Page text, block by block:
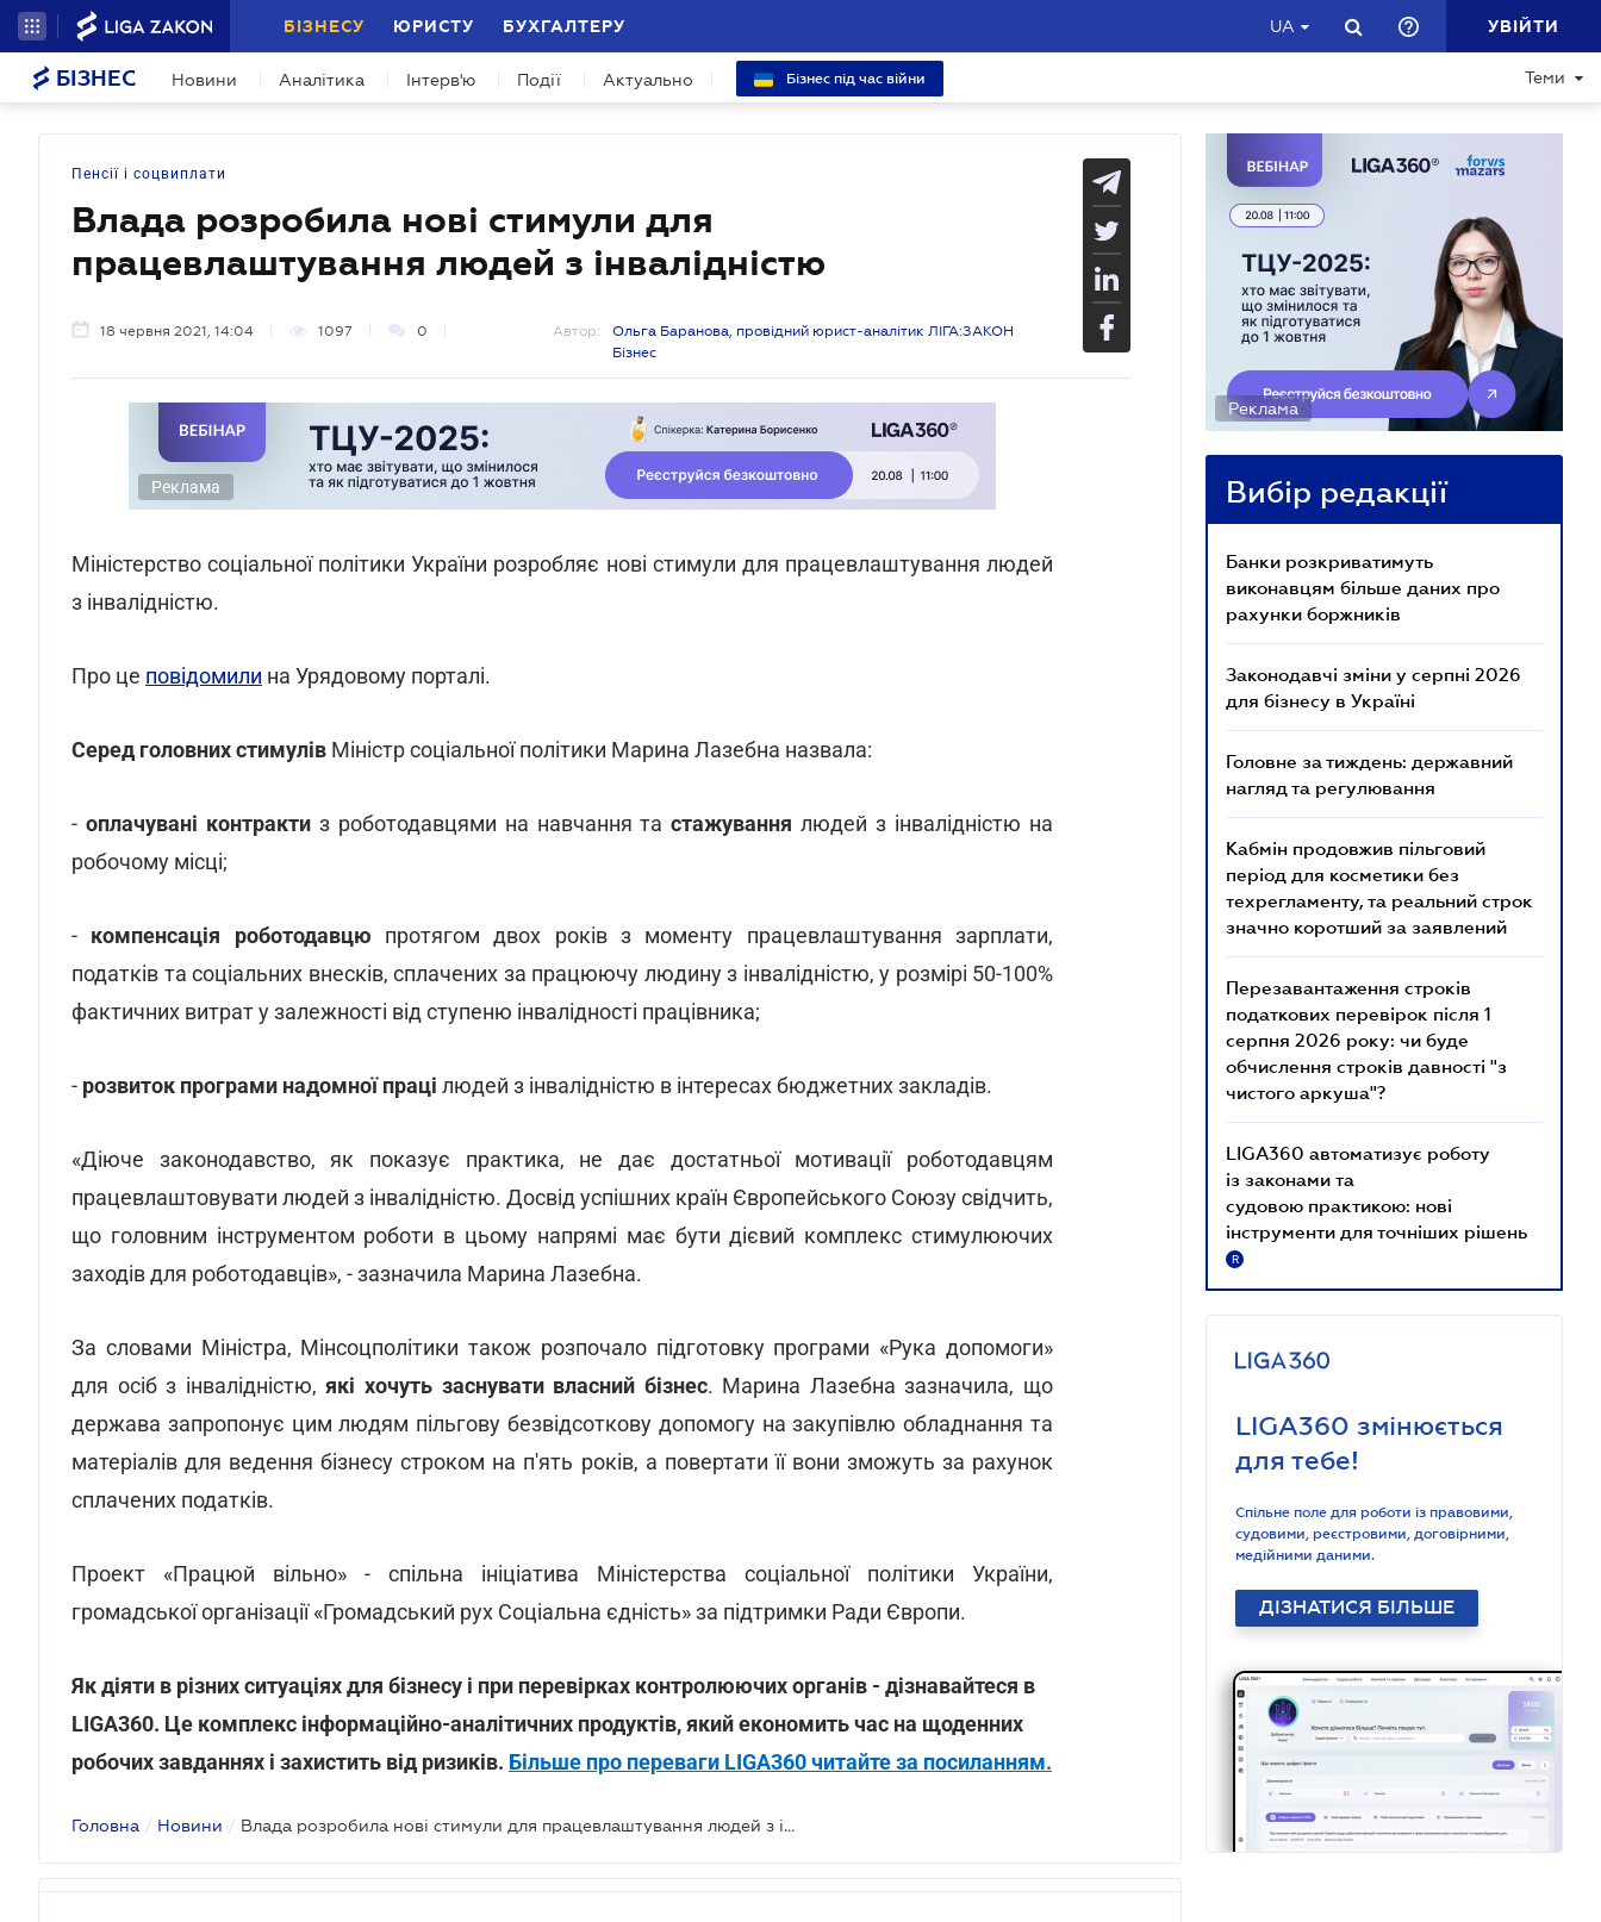
БІЗНЕСУ ЮРИСТУ БУХГАЛТЕРУ UA УВІЙТИ
БІЗНЕС Новини Аналітика Інтерв'ю Події Актуально Бізнес під час війни Теми
Пенсії і соцвиплати
Влада розробила нові стимули для
працевлаштування людей з інвалідністю
18 червня 2021, 14:04 1097 0 Автор:
Ольга Баранова, провідний юрист-аналітик ЛІГА:ЗАКОН
Бізнес
Реклама
Міністерство соціальної політики України розробляє нові стимули для працевлаштування людей
з інвалідністю.
Про це повідомили на Урядовому порталі.
Серед головних стимулів Міністр соціальної політики Марина Лазебна назвала:
- оплачувані контрактиз роботодавцями на навчання тастажуваннялюдей з інвалідністю на
робочому місці;
- компенсація роботодавцю протягом двох років з моменту працевлаштування зарплати,
податків та соціальних внесків, сплачених за працюючу людину з інвалідністю, у розмірі 50-100%
фактичних витрат у залежності від ступеню інвалідності працівника;
- розвиток програми надомної праці людей з інвалідністю в інтересах бюджетних закладів.
«Діюче законодавство, як показує практика, не дає достатньої мотивації роботодавцям
працевлаштовувати людей з інвалідністю. Досвід успішних країн Європейського Союзу свідчить,
що головним інструментом роботи в цьому напрямі має бути дієвий комплекс стимулюючих
заходів для роботодавців», - зазначила Марина Лазебна.
За словами Міністра, Мінсоцполітики також розпочало підготовку програми «Рука допомоги»
для осіб з інвалідністю,які хочуть заснувати власний бізнес. Марина Лазебна зазначила, що
держава запропонує цим людям пільгову безвідсоткову допомогу на закупівлю обладнання та
матеріалів для ведення бізнесу строком на п'ять років, а повертати її вони зможуть за рахунок
сплачених податків.
Проект «Працюй вільно» - спільна ініціатива Міністерства соціальної політики України,
громадської організації «Громадський рух Соціальна єдність» за підтримки Ради Європи.
Як діяти в різних ситуаціях для бізнесу і при перевірках контролюючих органів - дізнавайтеся в
LIGA360. Це комплекс інформаційно-аналітичних продуктів, який економить час на щоденних
робочих завданнях і захистить від ризиків. Більше про переваги LIGA360 читайте за посиланням.
Головна / Новини / Влада розробила нові стимули для працевлаштування людей з інвалідністю
Реклама
Вибір редакції
Банки розкриватимуть
виконавцям більше даних про
рахунки боржників
Законодавчі зміни у серпні 2026
для бізнесу в Україні
Головне за тиждень: державний
нагляд та регулювання
Кабмін продовжив пільговий
період для косметики без
техрегламенту, та реальний строк
значно коротший за заявлений
Перезавантаження строків
податкових перевірок після 1
серпня 2026 року: чи буде
обчислення строків давності "з
чистого аркуша"?
LIGA360 автоматизує роботу
із законами та
судовою практикою: нові
інструменти для точніших рішень
R
LIGA360 змінюється
для тебе!
Спільне поле для роботи із правовими,
судовими, реєстровими, договірними,
медійними даними.
ДІЗНАТИСЯ БІЛЬШЕ